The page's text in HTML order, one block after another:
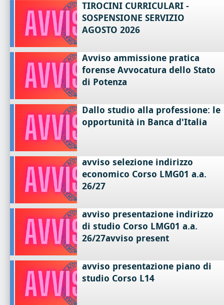
TIROCINI CURRICULARI -
SOSPENSIONE SERVIZIO
AGOSTO 2026
Avviso ammissione pratica
forense Avvocatura dello Stato
di Potenza
Dallo studio alla professione: le
opportunità in Banca d'Italia
avviso selezione indirizzo
economico Corso LMG01 a.a.
26/27
avviso presentazione indirizzo
di studio Corso LMG01 a.a.
26/27avviso present
avviso presentazione piano di
studio Corso L14